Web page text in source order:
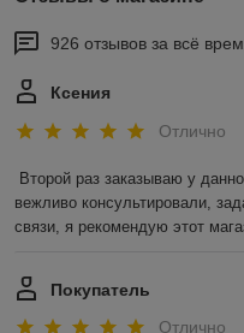
926 отзывов за всё
Ксения
Отлично
Второй раз заказываю у
вежливо консультировали,
связи, я рекомендую этот
Покупатель
Отлично